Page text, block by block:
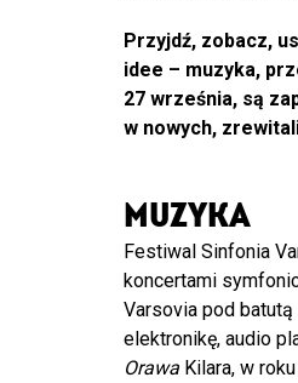
Przyjdź, zobacz,
idee – muzyka,
27 września, są
w nowych,
MUZYKA
Festiwal Sinfonia
koncertami
Varsovia pod
elektronikę, audio
Orawa Kilara, w